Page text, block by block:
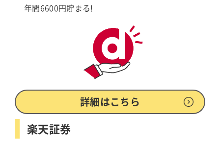
年間6600円貯まる!
詳細はこちら
楽天証券